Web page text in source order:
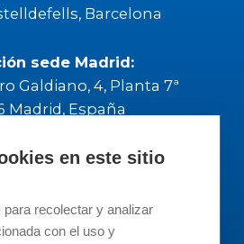
en este sitio
recolectar y analizar
con el uso y
Barcelona
sede Madrid:
Galdiano, 4, Planta 7ª
Madrid, España
con Nosotros
Contacto